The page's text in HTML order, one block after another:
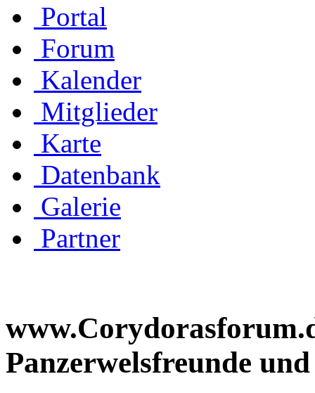
Portal
Forum
Kalender
Mitglieder
Karte
Datenbank
Galerie
Partner
Panzerwelsfreunde